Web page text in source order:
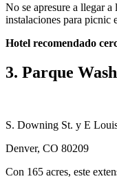
No se apresure a llegar
instalaciones para picnic
Hotel recomendado
3. Parque
S. Downing St. y E
Denver, CO 80209
Con 165 acres, este